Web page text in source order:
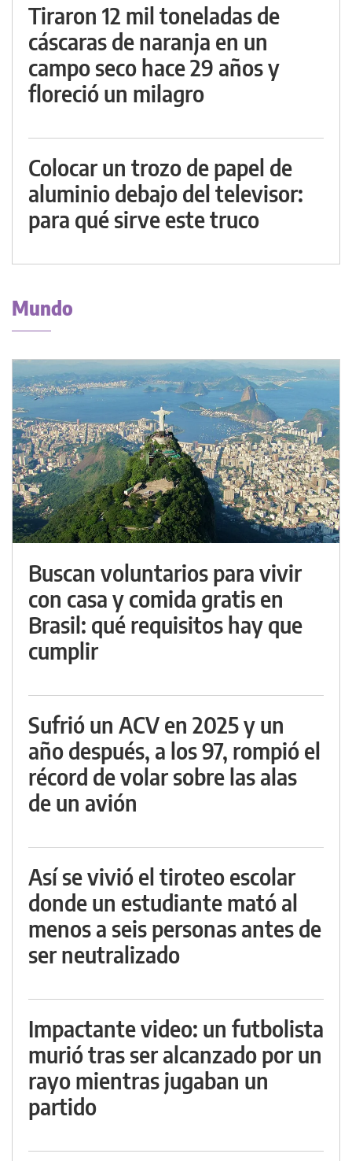
Tiraron 12 mil toneladas de
cáscaras de naranja en un
campo seco hace 29 años y
floreció un milagro
Colocar un trozo de papel de
aluminio debajo del televisor:
para qué sirve este truco
Mundo
Buscan voluntarios para vivir
con casa y comida gratis en
Brasil: qué requisitos hay que
cumplir
Sufrió un ACV en 2025 y un
año después, a los 97, rompió el
récord de volar sobre las alas
de un avión
Así se vivió el tiroteo escolar
donde un estudiante mató al
menos a seis personas antes de
ser neutralizado
Impactante video: un futbolista
murió tras ser alcanzado por un
rayo mientras jugaban un
partido